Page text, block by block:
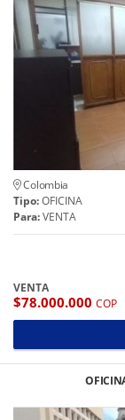
Colombia
Tipo:OFICINA
Para:VENTA
VENTA
$78.000.000 COP